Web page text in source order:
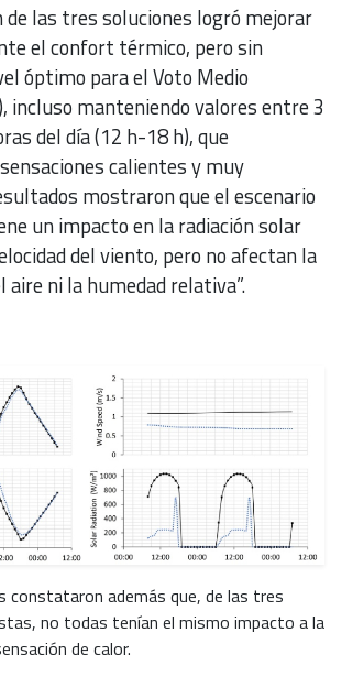
de las tres soluciones logró mejorar
el confort térmico, pero sin
óptimo para el Voto Medio
incluso manteniendo valores entre 3
del día (12 h-18 h), que
calientes y muy
mostraron que el escenario
un impacto en la radiación solar
del viento, pero no afectan la
ni la humedad relativa”.
constataron además que, de las tres
no todas tenían el mismo impacto a la
de calor.